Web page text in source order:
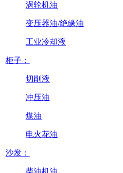
涡轮机油
变压器油/绝缘油
工业冷却液
柜子：
切削液
冲压油
煤油
电火花油
沙发：
柴油机油